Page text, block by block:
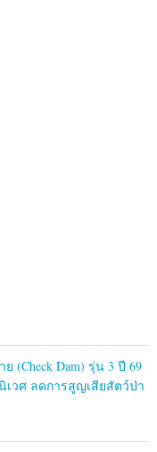
(Check Dam) รุ่น 3 ปี 69
วศ ลดการสูญเสียสัตว์ป่า